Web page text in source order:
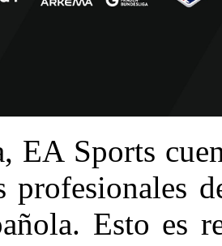
EA Sports
profesionales
Esto es